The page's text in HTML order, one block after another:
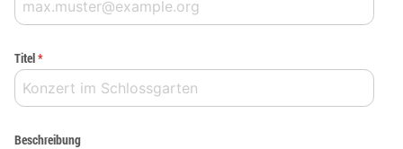
Titel*
Beschreibung